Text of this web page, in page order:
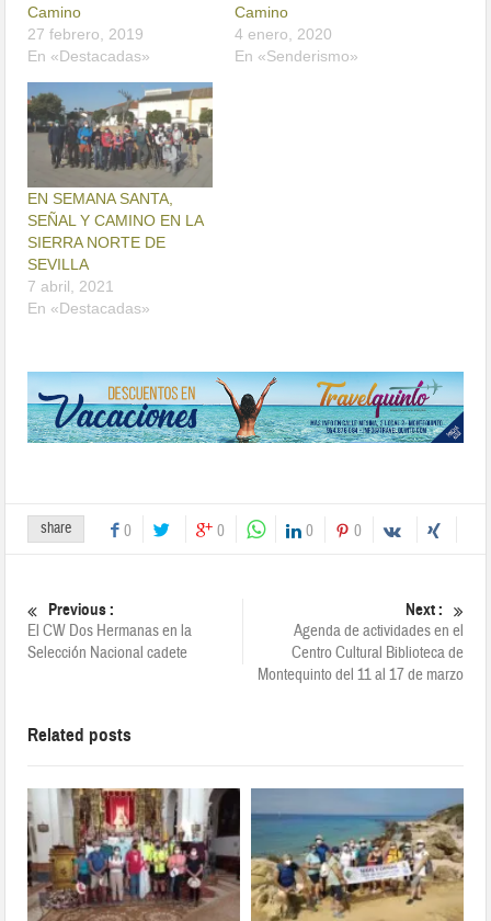
Camino
27 febrero, 2019
En «Destacadas»
Camino
4 enero, 2020
En «Senderismo»
EN SEMANA SANTA,
SEÑAL Y CAMINO EN LA
SIERRA NORTE DE
SEVILLA
7 abril, 2021
En «Destacadas»
share 0 0 0 0
Previous :
El CW Dos Hermanas en la
Selección Nacional cadete
Next :
Agenda de actividades en el
Centro Cultural Biblioteca de
Montequinto del 11 al 17 de marzo
Related posts